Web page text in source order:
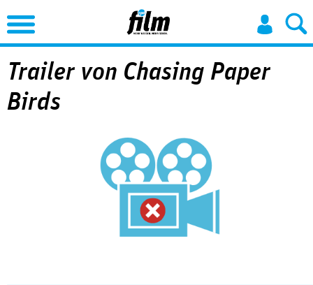
Jump to Navigation
Trailer von Chasing Paper
Birds